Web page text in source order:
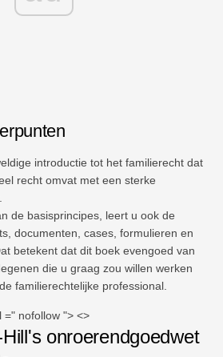
introductie tot het familierecht dat
recht omvat met een sterke
de basisprincipes, leert u ook de
documenten, cases, formulieren en
betekent dat dit boek evengoed van
die u graag zou willen werken
familierechtelijke professional.
=" nofollow "> <>
onroerendgoedwet